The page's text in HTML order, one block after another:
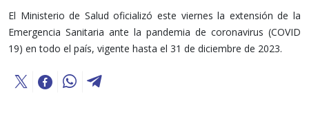
El Ministerio de Salud oficializó este viernes la extensión de la
Emergencia Sanitaria ante la pandemia de coronavirus (COVID
19) en todo el país, vigente hasta el 31 de diciembre de 2023.